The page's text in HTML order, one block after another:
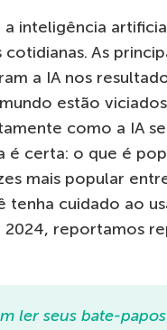
a inteligência
cotidianas. As
a IA nos
estão
como a IA
é certa: o que é
mais popular
cuidado ao
reportamos
ler seus bate-